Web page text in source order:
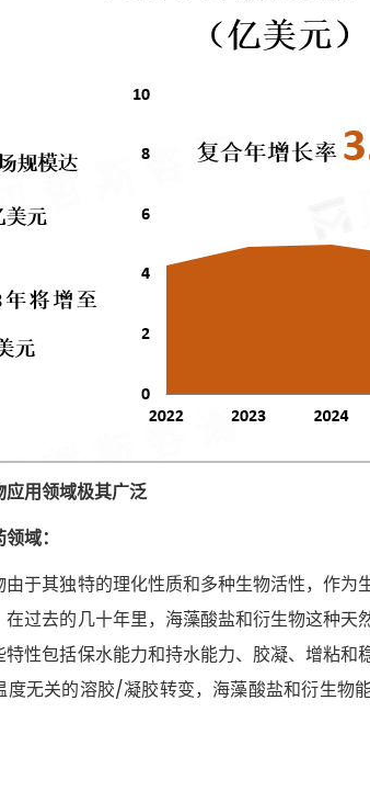
用领域极其广泛
域：
由于其独特的理化性质和多种生物活性，作
在过去的几十年里，海藻酸盐和衍生物这种
性包括保水能力和持水能力、胶凝、增粘
度无关的溶胶/凝胶转变，海藻酸盐和衍生物